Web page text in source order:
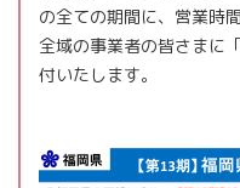
の全ての期間に、営業時
全域の事業者の皆さまに
付いたします。